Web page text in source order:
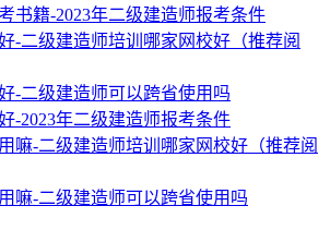
书籍-2023年二级建造师报考条件
-二级建造师培训哪家网校好（推荐阅
-二级建造师可以跨省使用吗
-2023年二级建造师报考条件
嘛-二级建造师培训哪家网校好（推荐阅
嘛-二级建造师可以跨省使用吗